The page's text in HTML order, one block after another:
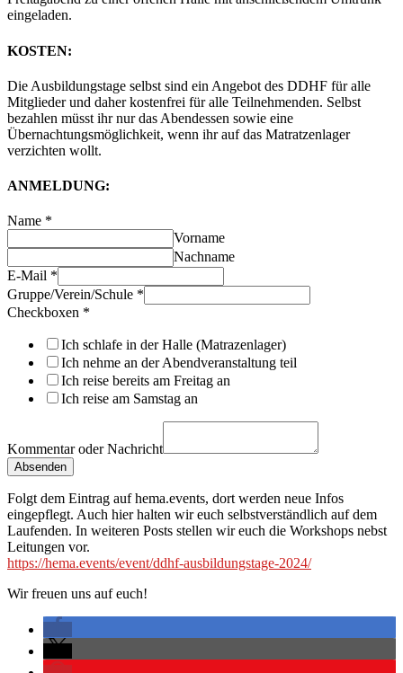
eingeladen.
KOSTEN:
Die Ausbildungstage selbst sind ein Angebot des DDHF für alle
Mitglieder und daher kostenfrei für alle Teilnehmenden. Selbst
bezahlen müsst ihr nur das Abendessen sowie eine
Übernachtungsmöglichkeit, wenn ihr auf das Matratzenlager
verzichten wollt.
ANMELDUNG:
Name *
Vorname
Nachname
E-Mail *
Gruppe/Verein/Schule *
Checkboxen *
Ich schlafe in der Halle (Matrazenlager)
Ich nehme an der Abendveranstaltung teil
Ich reise bereits am Freitag an
Ich reise am Samstag an
Kommentar oder Nachricht
Absenden
Folgt dem Eintrag auf hema.events, dort werden neue Infos
eingepflegt. Auch hier halten wir euch selbstverständlich auf dem
Laufenden. In weiteren Posts stellen wir euch die Workshops nebst
Leitungen vor.
https://hema.events/event/ddhf-ausbildungstage-2024/
Wir freuen uns auf euch!